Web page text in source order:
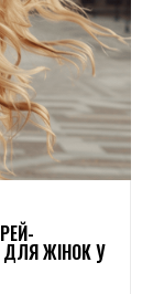
ДЛЯ ЖІНОК У